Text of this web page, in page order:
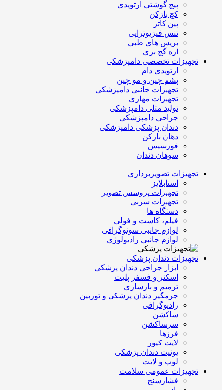
پیچ گوشتی ارتوپدی
کچ بازکن
پین کاتر
تنس فیزیوتراپی
بریس های طبی
اره گچ بری
تجهیزات تخصصی دامپزشکی
ارتوپدی دام
پشم چین و مو چین
تجهیزات جانبی دامپزشکی
تجهیزات مهاری
تولید مثلی دامپزشکی
جراحی دامپزشکی
دندان پزشکی دامپزشکی
دهان بازکن
فورسپس
سوهان دندان
تجهیزات تصویربرداری
استابلایز
تجهیزات پروسس تصویر
تجهیزات سربی
دستگاه ها
فیلم، کاست و فولی
لوازم جانبی سونوگرافی
لوازم جانبی رادیولوژی
تجهیزات دندان پزشکی
ابزار جراحی دندان پزشکی
اسکنر و فسفر پلیت
ترمیم و بازسازی
جرمگیر دندان پزشکی و توربین
رادیوگرافی
ساکشن
سرساکشن
فرزها
لایت کیور
یونیت دندان پزشکی
لوپ و لایت
تجهیزات عمومی سلامت
فشارسنج